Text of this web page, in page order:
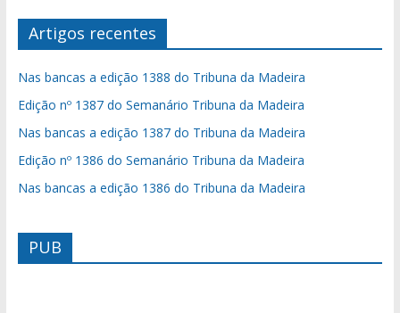
Artigos recentes
Nas bancas a edição 1388 do Tribuna da Madeira
Edição nº 1387 do Semanário Tribuna da Madeira
Nas bancas a edição 1387 do Tribuna da Madeira
Edição nº 1386 do Semanário Tribuna da Madeira
Nas bancas a edição 1386 do Tribuna da Madeira
PUB